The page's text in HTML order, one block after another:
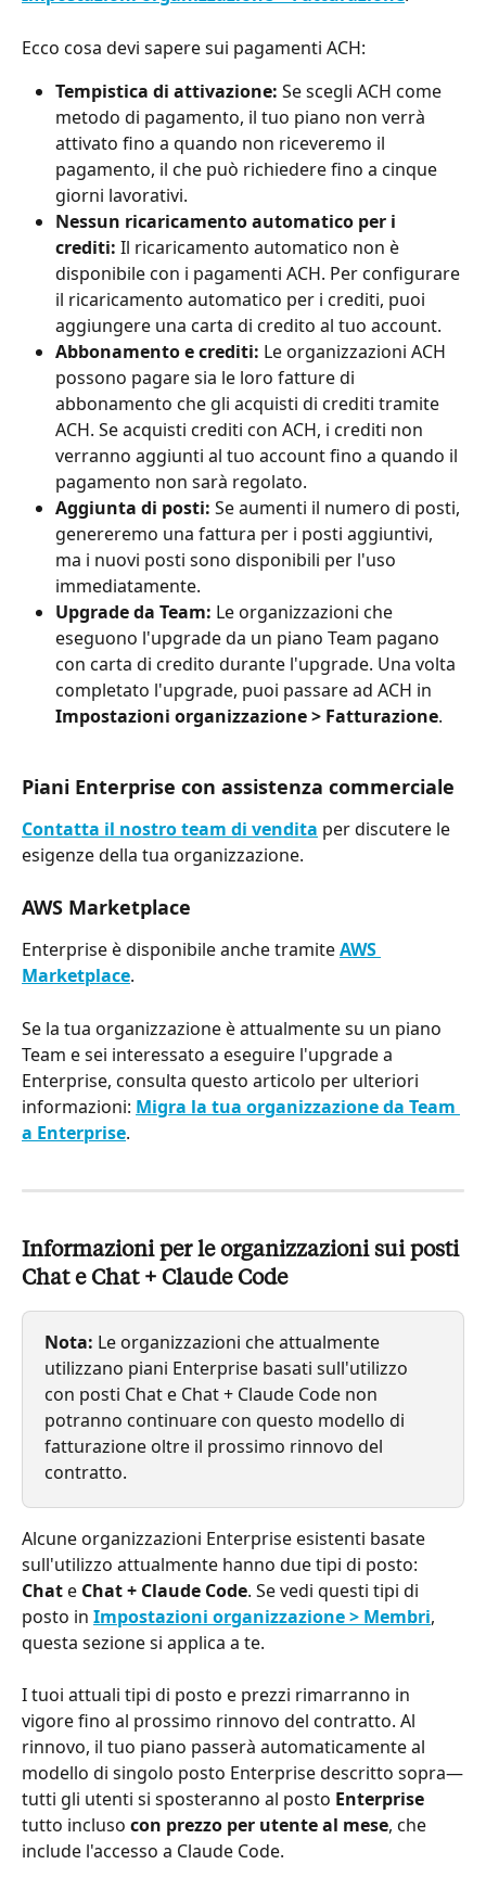
Ecco cosa devi sapere sui pagamenti ACH:
Tempistica di attivazione: Se scegli ACH come
metodo di pagamento, il tuo piano non verrà
attivato fino a quando non riceveremo il
pagamento, il che può richiedere fino a cinque
giorni lavorativi.
Nessun ricaricamento automatico per i
crediti: Il ricaricamento automatico non è
disponibile con i pagamenti ACH. Per configurare
il ricaricamento automatico per i crediti, puoi
aggiungere una carta di credito al tuo account.
Abbonamento e crediti: Le organizzazioni ACH
possono pagare sia le loro fatture di
abbonamento che gli acquisti di crediti tramite
ACH. Se acquisti crediti con ACH, i crediti non
verranno aggiunti al tuo account fino a quando il
pagamento non sarà regolato.
Aggiunta di posti: Se aumenti il numero di posti,
genereremo una fattura per i posti aggiuntivi,
ma i nuovi posti sono disponibili per l'uso
immediatamente.
Upgrade da Team: Le organizzazioni che
eseguono l'upgrade da un piano Team pagano
con carta di credito durante l'upgrade. Una volta
completato l'upgrade, puoi passare ad ACH in
Impostazioni organizzazione > Fatturazione.
Piani Enterprise con assistenza commerciale
Contatta il nostro team di vendita per discutere le
esigenze della tua organizzazione.
AWS Marketplace
Enterprise è disponibile anche tramite AWS
Marketplace.
Se la tua organizzazione è attualmente su un piano
Team e sei interessato a eseguire l'upgrade a
Enterprise, consulta questo articolo per ulteriori
informazioni: Migra la tua organizzazione da Team
a Enterprise.
Informazioni per le organizzazioni sui posti
Chat e Chat + Claude Code
Nota: Le organizzazioni che attualmente
utilizzano piani Enterprise basati sull'utilizzo
con posti Chat e Chat + Claude Code non
potranno continuare con questo modello di
fatturazione oltre il prossimo rinnovo del
contratto.
Alcune organizzazioni Enterprise esistenti basate
sull'utilizzo attualmente hanno due tipi di posto:
Chat e Chat + Claude Code. Se vedi questi tipi di
posto in Impostazioni organizzazione > Membri,
questa sezione si applica a te.
I tuoi attuali tipi di posto e prezzi rimarranno in
vigore fino al prossimo rinnovo del contratto. Al
rinnovo, il tuo piano passerà automaticamente al
modello di singolo posto Enterprise descritto sopra—
tutti gli utenti si sposteranno al posto Enterprise
tutto incluso con prezzo per utente al mese, che
include l'accesso a Claude Code.